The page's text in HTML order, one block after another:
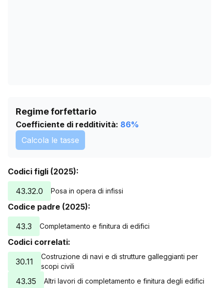
Regime forfettario
Coefficiente di redditività: 86%
Calcola le tasse
Codici figli (2025):
43.32.0
Posa in opera di infissi
Codice padre (2025):
43.3
Completamento e finitura di edifici
Codici correlati:
30.11
Costruzione di navi e di strutture galleggianti per
scopi civili
43.35 Altri lavori di completamento e finitura degli edifici